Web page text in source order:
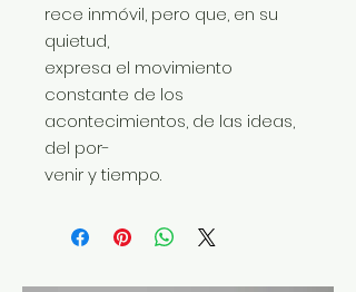
rece inmóvil, pero que, en su
quietud,
expresa el movimiento
constante de los
acontecimientos, de las ideas,
del por-
venir y tiempo.